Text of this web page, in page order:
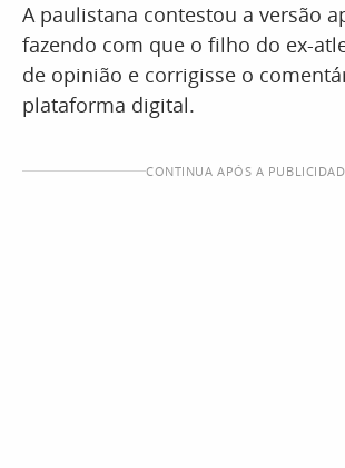
A paulistana contestou a versão
fazendo com que o filho do ex-
de opinião e corrigisse o
plataforma digital.
CONTINUA APÓS A